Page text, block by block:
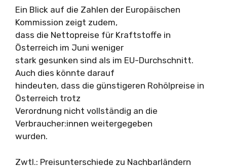
Ein Blick auf die Zahlen der Europäischen
Kommission zeigt zudem,
dass die Nettopreise für Kraftstoffe in
Österreich im Juni weniger
stark gesunken sind als im EU-Durchschnitt.
Auch dies könnte darauf
hindeuten, dass die günstigeren Rohölpreise in
Österreich trotz
Verordnung nicht vollständig an die
Verbraucher:innen weitergegeben
wurden.
Zwtl.: Preisunterschiede zu Nachbarländern